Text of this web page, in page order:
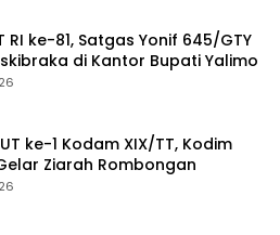
RI ke-81, Satgas Yonif 645/GTY
di Kantor Bupati Yalimo
ke-1 Kodam XIX/TT, Kodim
Ziarah Rombongan